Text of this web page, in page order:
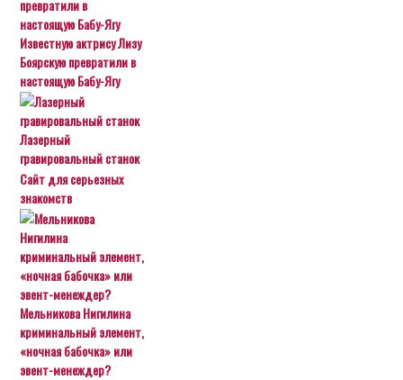
Известную актрису Лизу
Боярскую превратили в
настоящую Бабу-Ягу
Лазерный
гравировальный станок
Сайт для серьезных
знакомств
Мельникова Нигилина
криминальный элемент,
«ночная бабочка» или
эвент-менеждер?